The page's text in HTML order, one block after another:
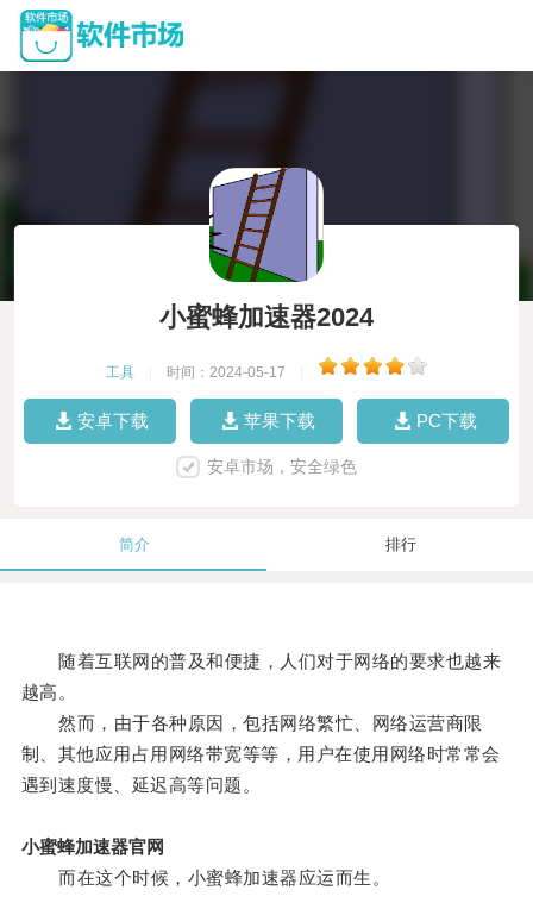
小蜜蜂加速器2024
工具 时间：2024-05-17
安卓下载 苹果下载 PC下载
安卓市场，安全绿色
简介 排行
随着互联网的普及和便捷，人们对于网络的要求也越来
越高。
然而，由于各种原因，包括网络繁忙、网络运营商限
制、其他应用占用网络带宽等等，用户在使用网络时常常会
遇到速度慢、延迟高等问题。
小蜜蜂加速器官网
而在这个时候，小蜜蜂加速器应运而生。